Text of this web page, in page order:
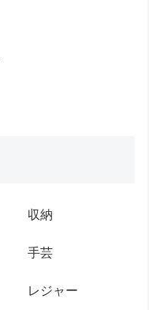
収納
手芸
レジャー